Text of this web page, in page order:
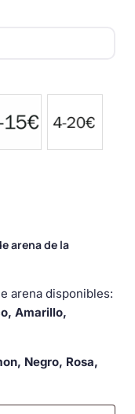
arena de la
arena disponibles:
Amarillo,
Negro, Rosa,